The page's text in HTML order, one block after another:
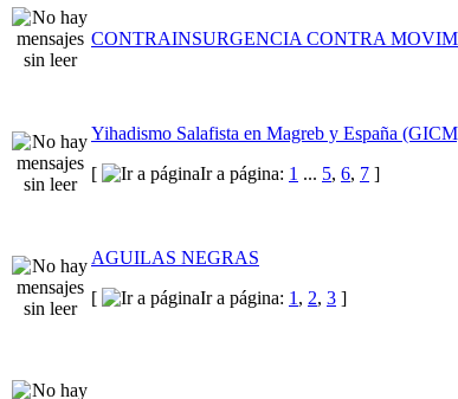
CONTRAINSURGENCIA CONTRA
Yihadismo Salafista en Magreb y España
[
Ir a página: 1 ... 5, 6, 7 ]
AGUILAS NEGRAS
[
Ir a página: 1 , 2, 3 ]